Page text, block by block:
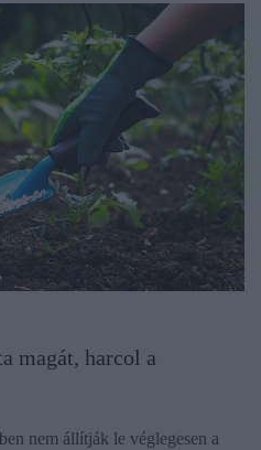
magát, harcol a
nem állítják le véglegesen a